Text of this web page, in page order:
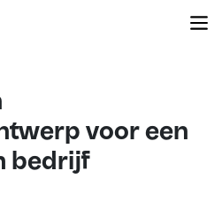
voor een
bedrijf